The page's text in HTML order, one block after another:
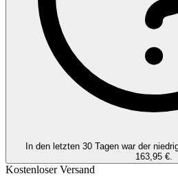
In den letzten 30 Tagen war der
163,95 €.
Kostenloser Versand